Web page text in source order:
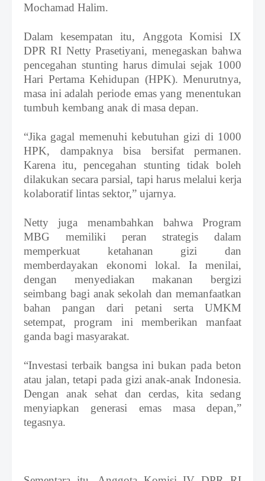
Mochamad Halim.
Dalam kesempatan itu,
Anggota Komisi IX
DPR RI Netty Prasetiyani, menegaskan bahwa
pencegahan stunting harus dimulai sejak 1000
Hari Pertama Kehidupan (HPK). Menurutnya,
masa ini adalah periode emas yang menentukan
tumbuh kembang anak di masa depan.
“Jika gagal memenuhi kebutuhan gizi di 1000
HPK, dampaknya bisa bersifat permanen.
Karena itu, pencegahan stunting tidak boleh
dilakukan secara parsial, tapi harus melalui kerja
kolaboratif lintas sektor,” ujarnya.
Netty juga menambahkan bahwa Program
MBG memiliki peran strategis dalam
memperkuat ketahanan gizi dan
memberdayakan ekonomi lokal. Ia menilai,
dengan menyediakan makanan bergizi
seimbang bagi anak sekolah dan memanfaatkan
bahan pangan dari petani serta UMKM
setempat, program ini memberikan manfaat
ganda bagi masyarakat.
“Investasi terbaik bangsa ini bukan pada beton
atau jalan, tetapi pada gizi anak-anak Indonesia.
Dengan anak sehat dan cerdas, kita sedang
menyiapkan generasi emas masa depan,”
tegasnya.